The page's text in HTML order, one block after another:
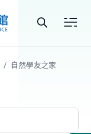
站
自然學友之家